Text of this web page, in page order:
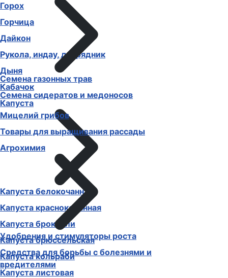
Горох
Горчица
Дайкон
Рукола, индау, двурядник
Дыня
Кабачок
Капуста
Капуста белокочанная
Капуста краснокочанная
Капуста брокколи
Капуста брюссельская
Капуста кольраби
Капуста листовая
Семена газонных трав
Семена сидератов и медоносов
Мицелий грибов
Товары для выращивания рассады
Агрохимия
Удобрения и стимуляторы роста
Средства для борьбы с болезнями и
вредителями